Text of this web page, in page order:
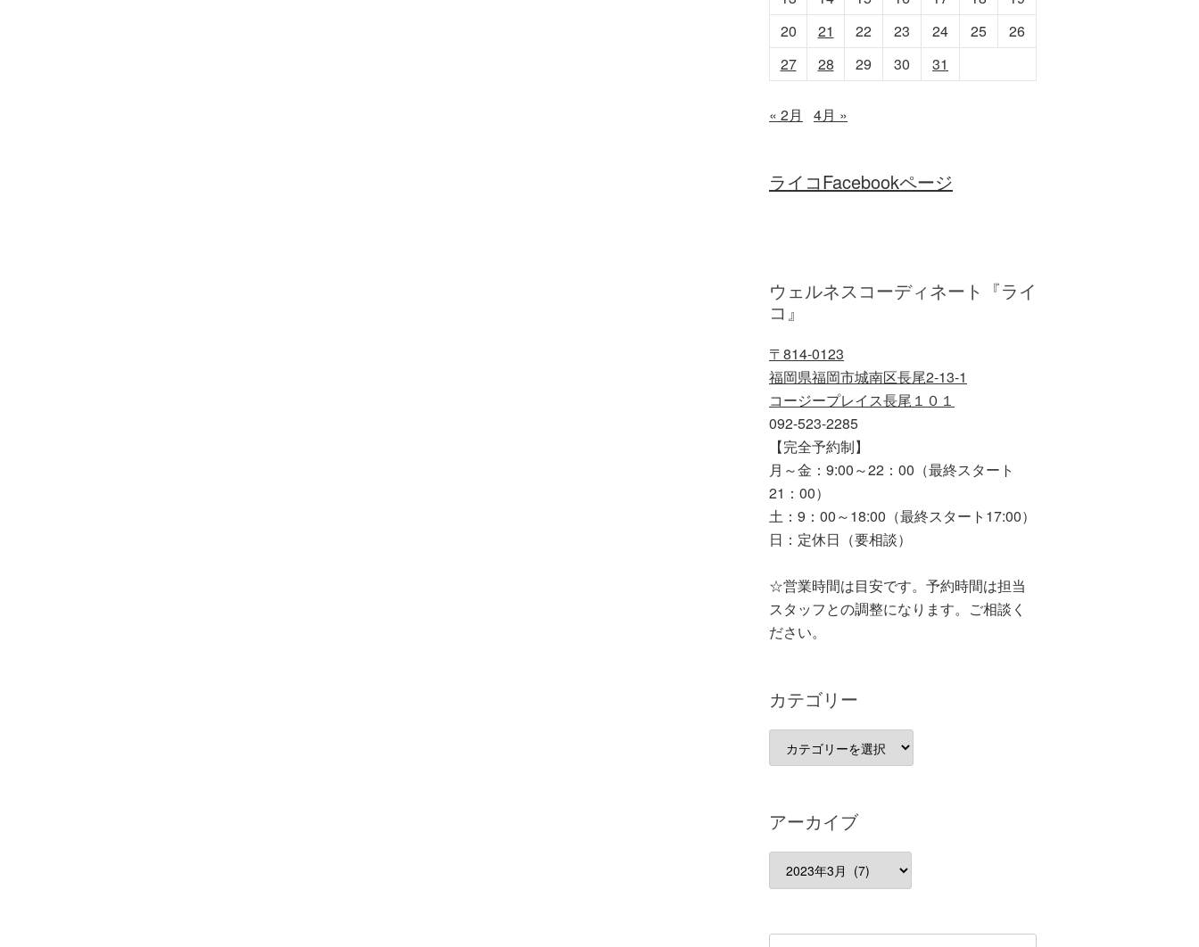
20
21 22 23 24 25
26
27
28 29 30 31
« 2月 4月 »
ライコFacebookページ
ウェルネスコーディネート『ライ
コ』
〒814-0123
福岡県福岡市城南区長尾2-13-1
コージープレイス長尾１０１
092-523-2285
【完全予約制】
月～金：9:00～22：00（最終スタート
21：00）
土：9：00～18:00（最終スタート17:00）
日：定休日（要相談）
☆営業時間は目安です。予約時間は担当
スタッフとの調整になります。ご相談く
ださい。
カテゴリー
テ
ー
アーカイブ
ー
イ